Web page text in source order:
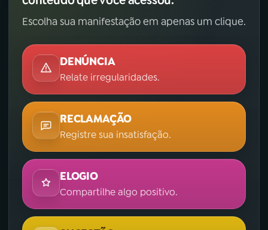
Escolha sua manifestação em apenas um clique.
DENÚNCIA
Relate irregularidades.
RECLAMAÇÃO
Registre sua insatisfação.
ELOGIO
Compartilhe algo positivo.